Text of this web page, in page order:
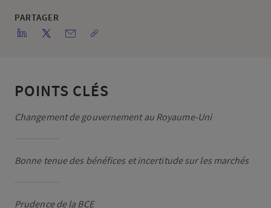
PARTAGER
POINTS CLÉS
Changement de gouvernement au Royaume-Uni
Bonne tenue des bénéfices et incertitude sur les marchés
Prudence de la BCE